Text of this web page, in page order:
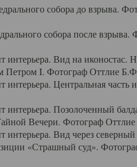
собора до взрыва.
собора после
Вид на иконостас.
Петром I. Фотограф Оттлие
Центральная часть
Позолоченный
Вечери. Фотограф
Вид через
«Страшный суд».